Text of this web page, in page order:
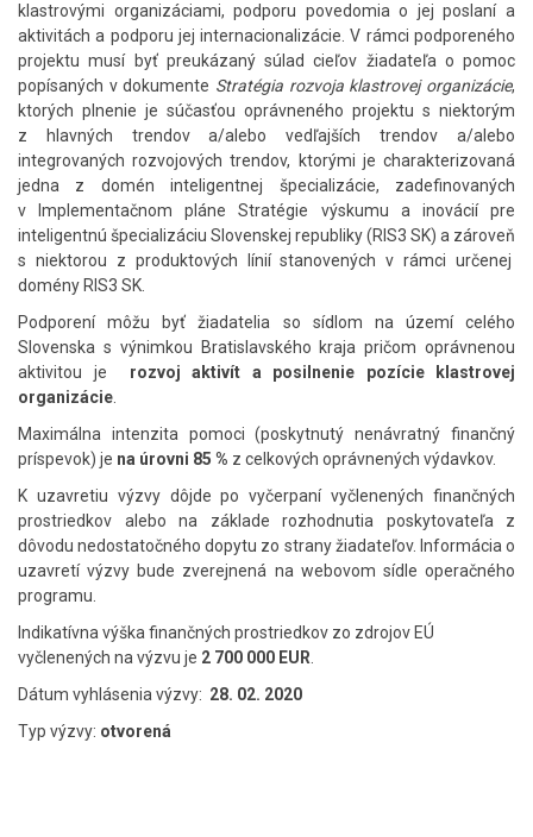
klastrovými organizáciami, podporu povedomia o jej poslaní a
aktivitách a podporu jej internacionalizácie. V rámci podporeného
projektu musí byť preukázaný súlad cieľov žiadateľa o pomoc
popísaných v dokumente Stratégia rozvoja klastrovej organizácie,
ktorých plnenie je súčasťou oprávneného projektu s niektorým
z hlavných trendov a/alebo vedľajších trendov a/alebo
integrovaných rozvojových trendov, ktorými je charakterizovaná
jedna z domén inteligentnej špecializácie, zadefinovaných
v Implementačnom pláne Stratégie výskumu a inovácií pre
inteligentnú špecializáciu Slovenskej republiky (RIS3 SK) a zároveň
s niektorou z produktových línií stanovených v rámci určenej
domény RIS3 SK.
Podporení môžu byť žiadatelia so sídlom na území celého
Slovenska s výnimkou Bratislavského kraja pričom oprávnenou
aktivitou je rozvoj aktivít a posilnenie pozície klastrovej
organizácie.
Maximálna intenzita pomoci (poskytnutý nenávratný finančný
príspevok) je na úrovni 85 % z celkových oprávnených výdavkov.
K uzavretiu výzvy dôjde po vyčerpaní vyčlenených finančných
prostriedkov alebo na základe rozhodnutia poskytovateľa z
dôvodu nedostatočného dopytu zo strany žiadateľov. Informácia o
uzavretí výzvy bude zverejnená na webovom sídle operačného
programu.
Indikatívna výška finančných prostriedkov zo zdrojov EÚ
vyčlenených na výzvu je 2 700 000 EUR.
Dátum vyhlásenia výzvy: 28. 02. 2020
Typ výzvy: otvorená